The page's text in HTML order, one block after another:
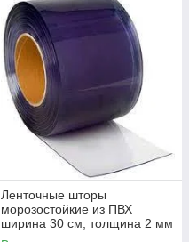
Ленточные шторы
морозостойкие из ПВХ
ширина 30 см, толщина 2 мм